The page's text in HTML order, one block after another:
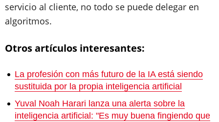
servicio al cliente, no todo se puede delegar en
algoritmos.
Otros artículos interesantes:
La profesión con más futuro de la IA está siendo
sustituida por la propia inteligencia artificial
Yuval Noah Harari lanza una alerta sobre la
inteligencia artificial: "Es muy buena fingiendo que